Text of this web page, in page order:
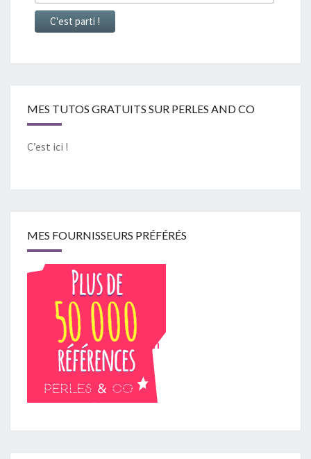
MES TUTOS GRATUITS SUR PERLES AND CO
C’est ici !
MES FOURNISSEURS PRÉFÉRÉS